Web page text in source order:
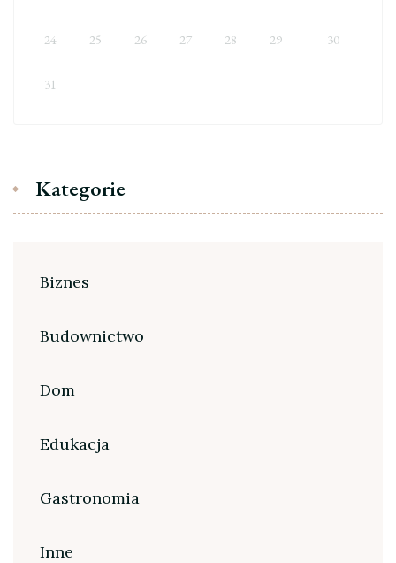
24 25 26 27 28 29 30
31
Kategorie
Biznes
Budownictwo
Dom
Edukacja
Gastronomia
Inne